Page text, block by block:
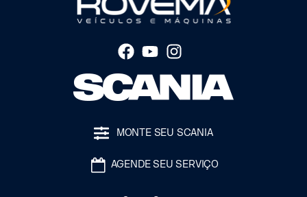
MONTE SEU SCANIA
AGENDE SEU SERVIÇO